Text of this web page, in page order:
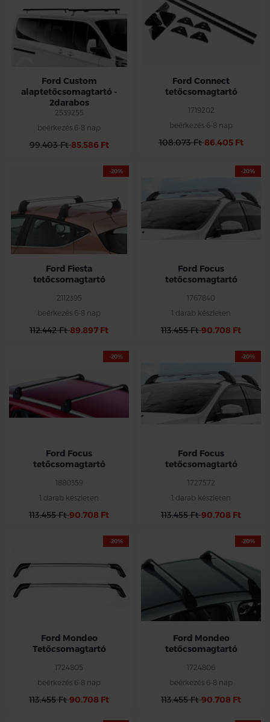
Ford Custom
alaptetőcsomagtartó -
2darabos
2539255
beérkezés 6-8 nap
99.403 Ft85.586 Ft
Ford Connect
tetőcsomagtartó
1719202
beérkezés 6-8 nap
108.073 Ft86.405 Ft
-20%
Ford Fiesta
tetőcsomagtartó
2112395
beérkezés 6-8 nap
112.442 Ft89.897 Ft
-20%
Ford Focus
tetőcsomagtartó
1767840
1 darab készleten
113.455 Ft90.708 Ft
-20%
Ford Focus
tetőcsomagtartó
1880359
1 darab készleten
113.455 Ft90.708 Ft
-20%
Ford Focus
tetőcsomagtartó
1727572
1 darab készleten
113.455 Ft90.708 Ft
-20%
Ford Mondeo
Tetőcsomagtartó
1724805
beérkezés 6-8 nap
113.455 Ft90.708 Ft
-20%
Ford Mondeo
tetőcsomagtartó
1724806
beérkezés 6-8 nap
113.455 Ft90.708 Ft